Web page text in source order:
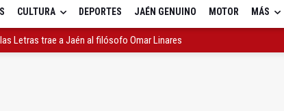
CULTURA DEPORTES JAÉN GENUINO MOTOR MÁS
Letras trae a Jaén al filósofo Omar Linares